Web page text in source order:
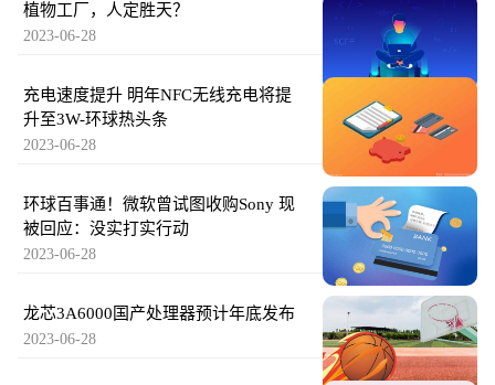
植物工厂，人定胜天？
2023-06-28
充电速度提升 明年NFC无线充电将提
升至3W-环球热头条
2023-06-28
环球百事通！微软曾试图收购Sony 现
被回应：没实打实行动
2023-06-28
龙芯3A6000国产处理器预计年底发布
2023-06-28